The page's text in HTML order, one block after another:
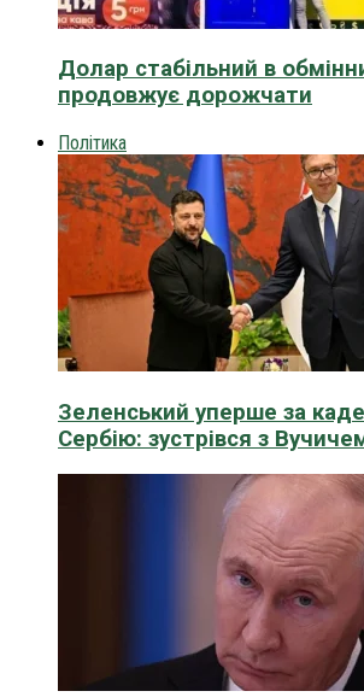
Долар стабільний в
продовжує дорожчати
Політика
Зеленський уперше за
Сербію: зустрівся з